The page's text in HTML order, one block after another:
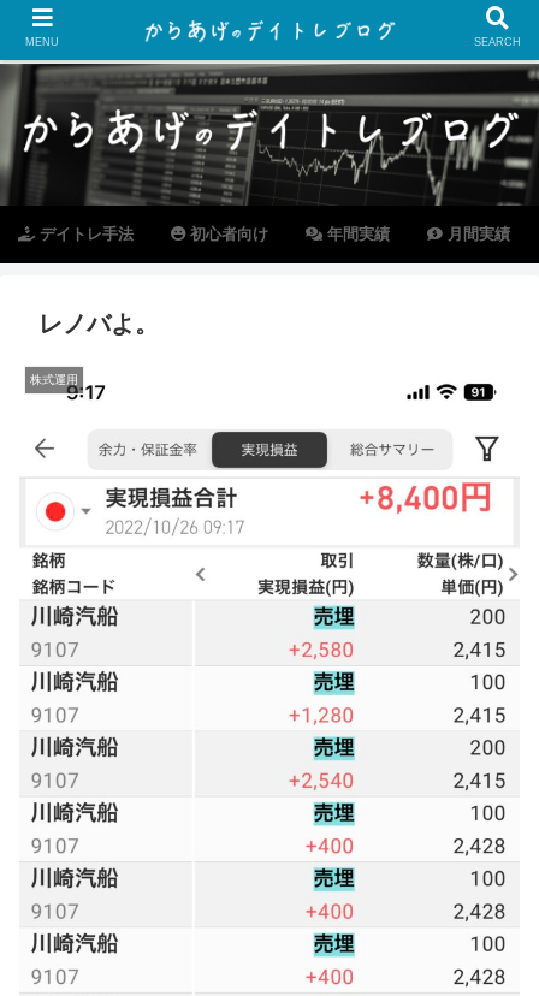
デイトレ手法 初心者向け 年間実績 月間実績
レノバよ。
株式運用
MENU SEARCH